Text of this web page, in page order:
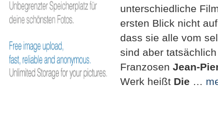
unterschiedliche
ersten Blick nicht
dass sie alle vom
sind aber
Franzosen Jean-
Werk heißt Die …